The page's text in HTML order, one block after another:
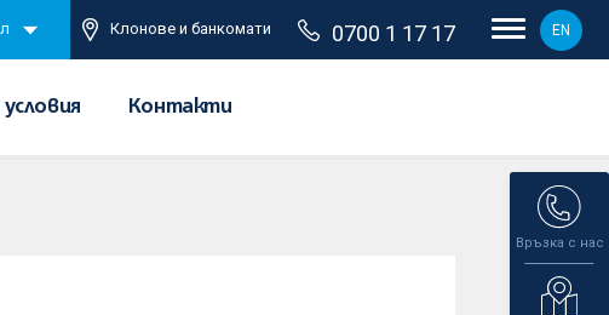
Клонове и банкомати 0700 1 17 17 EN
Контакти
Връзка с нас